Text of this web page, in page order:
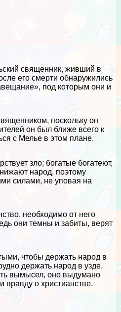
священник, живший в
его cмepти обнаружились
под которым они и
поскольку он
он был ближе всего к
с Мелье в этом плане.
зло; богатые богатеют,
народ, поэтому
силами, не уповая на
необходимо от него
они темны и забиты, верят
чтобы держать народ в
держать народ в узде.
вымысел, оно выдумано
правду о христианстве.